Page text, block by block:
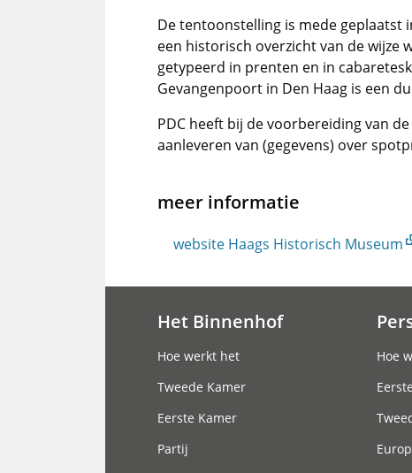
De tentoonstelling is mede geplaatst
een historisch overzicht van de wijze
getypeerd in prenten en in
Gevangenpoort in Den Haag is een
PDC heeft bij de voorbereiding van
aanleveren van (gegevens) over
meer informatie
website Haags Historisch Museum
Het Binnenhof
Hoe werkt het
Tweede Kamer
Eerste Kamer
Partij
Hoe